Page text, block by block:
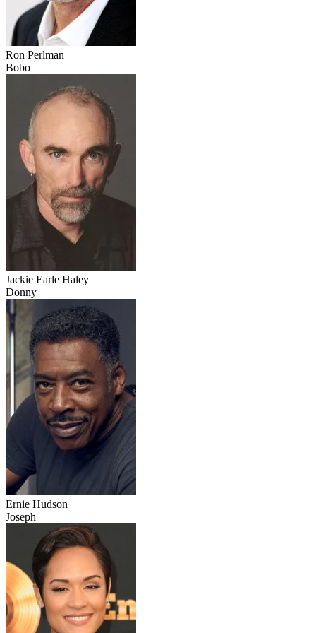
Ron Perlman
Bobo
Jackie Earle Haley
Donny
Ernie Hudson
Joseph